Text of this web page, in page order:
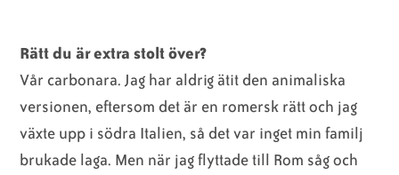
Rätt du är extra stolt över?
Vår carbonara. Jag har aldrig ätit den animaliska
versionen, eftersom det är en romersk rätt och jag
växte upp i södra Italien, så det var inget min familj
brukade laga. Men när jag flyttade till Rom såg och